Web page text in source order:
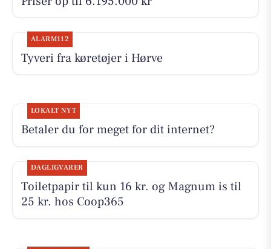
ALARM112
Tyveri fra køretøjer i Hørve
LOKALT NYT
Betaler du for meget for dit internet?
DAGLIGVARER
Toiletpapir til kun 16 kr. og Magnum is til
25 kr. hos Coop365